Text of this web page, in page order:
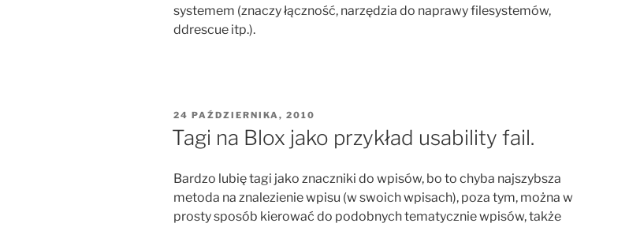
systemem (znaczy łączność, narzędzia do naprawy filesystemów,
ddrescue itp.).
OPUBLIKOWANE
24 PAŹDZIERNIKA, 2010
Tagi na Blox jako przykład usability fail.
Bardzo lubię tagi jako znaczniki do wpisów, bo to chyba najszybsza
metoda na znalezienie wpisu (w swoich wpisach), poza tym, można w
prosty sposób kierować do podobnych tematycznie wpisów, także